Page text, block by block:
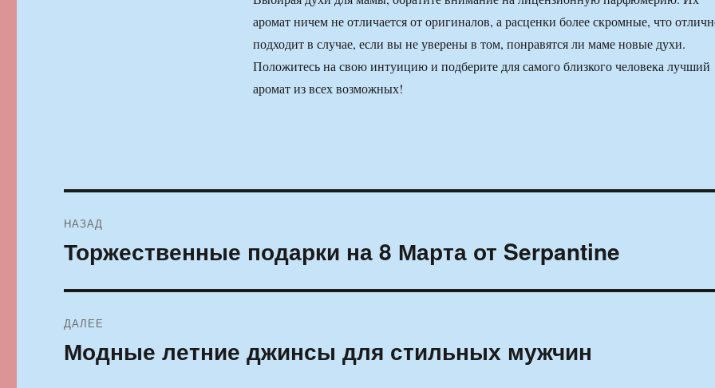
аромат ничем не отличается от оригиналов, а расценки более скромные, что
подходит в случае, если вы не уверены в том, понравятся ли маме новые духи.
Положитесь на свою интуицию и подберите для самого близкого человека лучший
аромат из всех возможных!
по
НАЗАД
Предыдущая
запись:
Торжественные подарки на 8 Марта от Serpantine
ДАЛЕЕ
Следующая
запись:
Модные летние джинсы для стильных мужчин